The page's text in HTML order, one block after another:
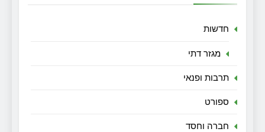
חדשות
מגזר דתי
תרבות ופנאי
ספורט
חברה וחסד